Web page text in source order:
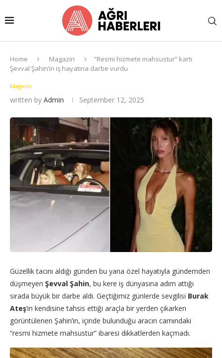
Home Magazin
“Resmi hizmete mahsustur” kartı
Şevval Şahin’in iş hayatına darbe vurdu
Magazin
written by Admin September 12, 2025
Güzellik tacını aldığı günden bu yana özel hayatıyla gündemden
düşmeyen Şevval Şahin, bu kere iş dünyasına adım attığı
sırada büyük bir darbe aldı. Geçtiğimiz günlerde sevgilisi Burak
Ateş‘in kendisine tahsis ettiği araçla bir yerden çıkarken
görüntülenen Şahin’in, içinde bulunduğu aracın camındaki
“resmi hizmete mahsustur” ibaresi dikkatlerden kaçmadı.